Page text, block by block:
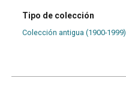
Tipo de colección
Colección antigua (1900-1999)